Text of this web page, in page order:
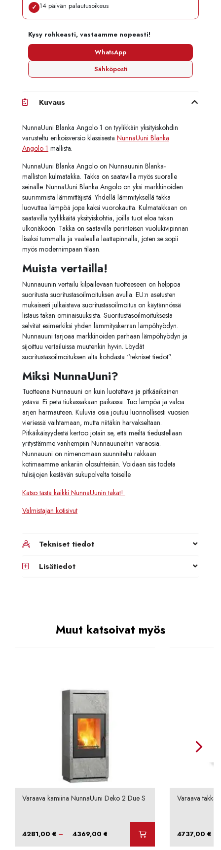
✓ 14 päivän palautusoikeus
Kysy rohkeasti, vastaamme nopeasti!
WhatsApp
Sähköposti
Kuvaus
NunnaUuni Blanka Angolo 1 on tyylikkäin yksityiskohdin
varusteltu erikoisversio klassisesta NunnaUuni Blanka
Angolo 1 mallista.
NunnaUuni Blanka Angolo on Nunnauunin Blanka-
malliston kulmatakka. Takka on saatavilla myös suoralle
seinälle. NunnaUuni Blanka Angolo on yksi markkinoiden
suurimmista lämmittäjistä. Yhdellä lämmityksellä takka
luovuttaa lämpöä jopa kaksi vuorokautta. Kulmatakkaan on
saatavilla tyylikkäitä yksityiskohtia, joilla tuot eloa takan
ulkonäköön. Takka on saatavilla perinteisen vuolukivipinnan
lisäksi tummalla ja vaalealla laattapinnalla, joten se sopii
myös modernimpaan tilaan.
Muista vertailla!
Nunnauunin vertailu kilpailevaan tuotteeseen on helppoa
suoritusta suoritustasoilmoituksen avulla. EU:n asetusten
mukaisesti julkaistava suoritustasoilmoitus on käytännössä
listaus takan ominaisuuksista. Suoritustasoilmoituksesta
selvität esimerkiksi yhden lämmityskerran lämpöhyödyn.
Nunnauuni tarjoaa markkinoiden parhaan lämpöhyödyn ja
sijoittuu vertailuissa muutenkin hyvin. Löydät
suoritustasoilmoituksen alta kohdasta “tekniset tiedot”.
Miksi NunnaUuni?
Tuotteena Nunnauuni on kuin luotettava ja pitkäaikainen
ystävä. Ei petä tiukassakaan paikassa. Tuo lämpöä ja valoa
arjen harmauteen. Kuluvia osia joutuu luonnollisesti vuosien
vieriessä vaihtamaan, mutta niitäkin harvakseltaan.
Pitkäikäisyydestä kertoo jotain se, että meiltä tiedustellaan
yritystämme vanhempiin Nunnauuneihin varaosia.
Nunnauuni on nimenomaan suunniteltu rakkaan
kotimaamme ankariin olosuhteisiin. Voidaan siis todeta
tulisijojen kestävän sukupolvelta toiselle.
Katso tästä kaikki NunnaUunin takat!
Valmistajan kotisivut
Tekniset tiedot
Lisätiedot
Muut katsoivat myös
Varaava kamiina NunnaUuni Deko 2 Due S
4281,00€ – 4369,00€ Hintaluokka:
Varaava takka
4737,00 €